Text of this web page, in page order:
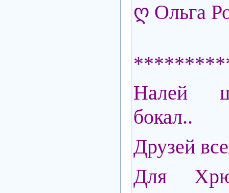
ღ Ольга
Налей
бокал..
Друзей
Для